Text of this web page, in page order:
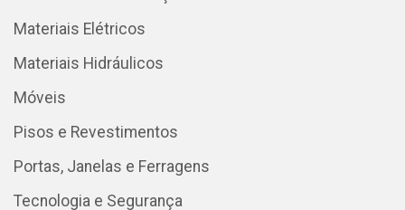
Materiais Elétricos
Materiais Hidráulicos
Móveis
Pisos e Revestimentos
Portas, Janelas e Ferragens
Tecnologia e Segurança